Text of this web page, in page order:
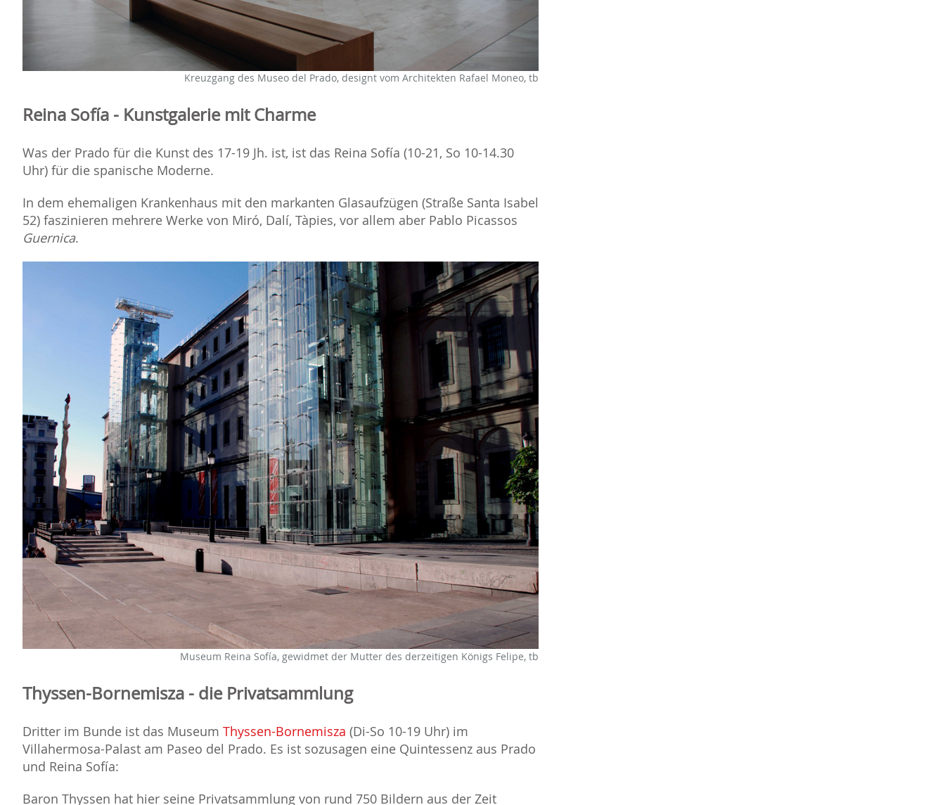
Kreuzgang des Museo del Prado, designt vom Architekten Rafael Moneo, tb
Reina Sofía - Kunstgalerie mit Charme
Was der Prado für die Kunst des 17-19 Jh. ist, ist das Reina Sofía (10-21, So 10-14.30
Uhr) für die spanische Moderne.
In dem ehemaligen Krankenhaus mit den markanten Glasaufzügen (Straße Santa Isabel
52) faszinieren mehrere Werke von Miró, Dalí, Tàpies, vor allem aber Pablo Picassos
Guernica.
Museum Reina Sofía, gewidmet der Mutter des derzeitigen Königs Felipe, tb
Thyssen-Bornemisza - die Privatsammlung
Dritter im Bunde ist das Museum Thyssen-Bornemisza (Di-So 10-19 Uhr) im
Villahermosa-Palast am Paseo del Prado. Es ist sozusagen eine Quintessenz aus Prado
und Reina Sofía:
Baron Thyssen hat hier seine Privatsammlung von rund 750 Bildern aus der Zeit